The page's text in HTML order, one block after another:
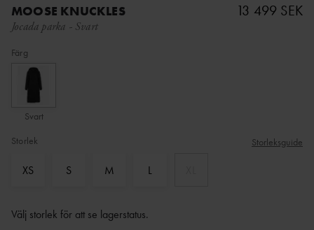
MOOSE KNUCKLES
Jocada parka - Svart
13 499 SEK
Färg
Svart
Storlek
Storleksguide
XS S M L
Välj storlek för att se lagerstatus.